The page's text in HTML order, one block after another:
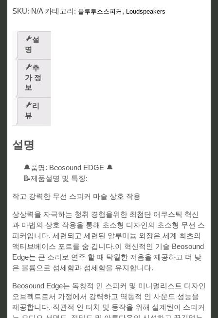
SKU: N/A 카테고리: 블루투스스피커 , Loudspeakers
설
명
추
가 정
보
리
뷰
설명
🔔품명: Beosound EDGE 🔔
📝제품설명 및 특징:
작고 강력한 무선 스피커 마술 상호 작용
상상력을 자극하는 청취 경험을위한 최첨단 어쿠스틱 혁신
과 마법의 상호 작용을 통해 초소형 디자인의 초소형 무선 스
피커입니다. 세련되고 세련된 알루미늄 외장은 세계 최초의
액티브베이스 포트를 숨 깁니다.이 혁신적인 기술 Beosound
Edge는 큰 소리로 연주 할 때 탁월한 저음을 제공하고 더 낮
은 볼륨으로 섬세함과 섬세함을 유지합니다.
Beosound Edge는 독창적 인 스피커 및 미니멀리스트 디자인
오브젝트로서 가정에서 강력하고 역동적 인 사운드 성능을
제공합니다. 직관적 인 터치 및 동작을 위해 설계된이 스피커